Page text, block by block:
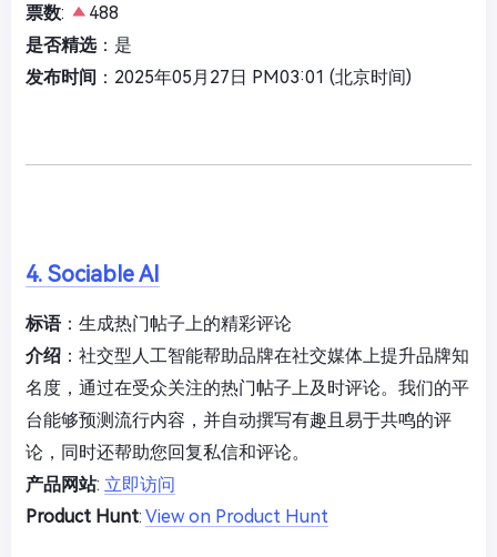
票数:
488
是否精选：是
发布时间 ：2025年05月27日 PM03:01 (北京时间)
4. Sociable AI
标语：生成热门帖子上的精彩评论
介绍 ：社交型人工智能帮助品牌在社交媒体上提升品牌知
名度，通过在受众关注的热门帖子上及时评论。我们的平
台能够预测流行内容，并自动撰写有趣且易于共鸣的评
论，同时还帮助您回复私信和评论。
产品网站: 立即访问
Product Hunt: View on Product Hunt